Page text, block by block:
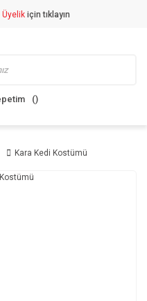
Üyelik için tıklayın
Kara Kedi Kostümü